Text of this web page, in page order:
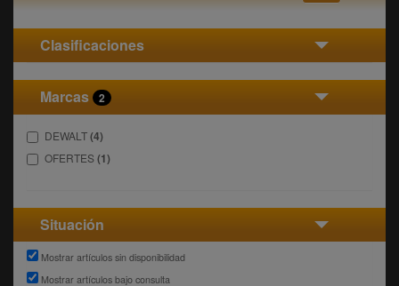
Clasificaciones
Marcas 2
DEWALT(4)
OFERTES(1)
Situación
Mostrar artículos sin disponibilidad
Mostrar artículos bajo consulta